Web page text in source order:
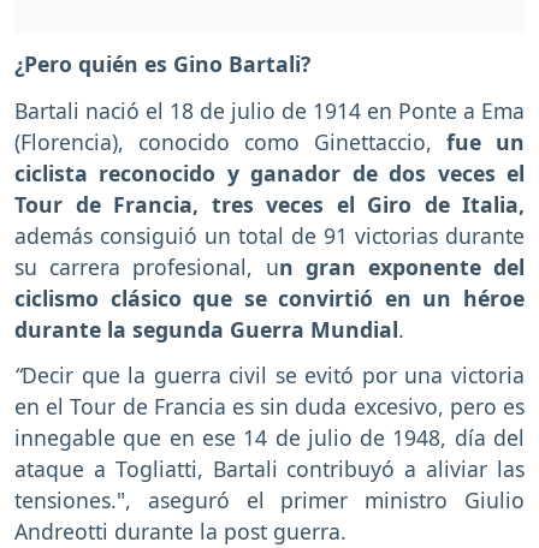
¿Pero quién es Gino Bartali?
Bartali nació el 18 de julio de 1914 en Ponte a Ema
(Florencia), conocido como Ginettaccio, fue un
ciclista reconocido y ganador de dos veces el
Tour de Francia, tres veces el Giro de Italia,
además consiguió un total de 91 victorias durante
su carrera profesional, un gran exponente del
ciclismo clásico que se convirtió en un héroe
durante la segunda Guerra Mundial.
“Decir que la guerra civil se evitó por una victoria
en el Tour de Francia es sin duda excesivo, pero es
innegable que en ese 14 de julio de 1948, día del
ataque a Togliatti, Bartali contribuyó a aliviar las
tensiones.", aseguró el primer ministro Giulio
Andreotti durante la post guerra.